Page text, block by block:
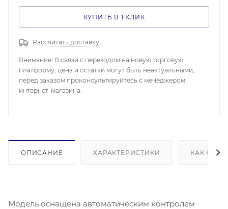
КУПИТЬ В 1 КЛИК
Рассчитать доставку
Внимание! В связи с переходом на новую торговую
платформу, цена и остатки могут быть неактуальными,
перед заказом проконсультируйтесь с менеджером
интернет-магазина.
ОПИСАНИЕ ХАРАКТЕРИСТИКИ КАК
Модель оснащена автоматическим контролем